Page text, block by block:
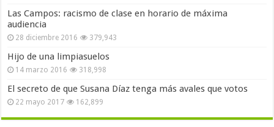
Las Campos: racismo de clase en horario de máxima
audiencia
28 diciembre 2016 379,943
Hijo de una limpiasuelos
14 marzo 2016 318,998
El secreto de que Susana Díaz tenga más avales que votos
22 mayo 2017 162,899